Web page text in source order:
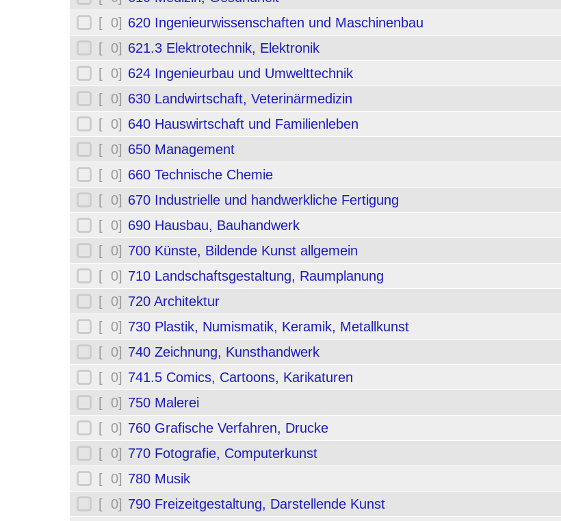
[ 0] 620 Ingenieurwissenschaften und Maschinenbau
[ 0] 621.3 Elektrotechnik, Elektronik
[ 0] 624 Ingenieurbau und Umwelttechnik
[ 0] 630 Landwirtschaft, Veterinärmedizin
[ 0] 640 Hauswirtschaft und Familienleben
[ 0] 650 Management
[ 0] 660 Technische Chemie
[ 0] 670 Industrielle und handwerkliche Fertigung
[ 0] 690 Hausbau, Bauhandwerk
[ 0] 700 Künste, Bildende Kunst allgemein
[ 0] 710 Landschaftsgestaltung, Raumplanung
[ 0] 720 Architektur
[ 0] 730 Plastik, Numismatik, Keramik, Metallkunst
[ 0] 740 Zeichnung, Kunsthandwerk
[ 0] 741.5 Comics, Cartoons, Karikaturen
[ 0] 750 Malerei
[ 0] 760 Grafische Verfahren, Drucke
[ 0] 770 Fotografie, Computerkunst
[ 0] 780 Musik
[ 0] 790 Freizeitgestaltung, Darstellende Kunst